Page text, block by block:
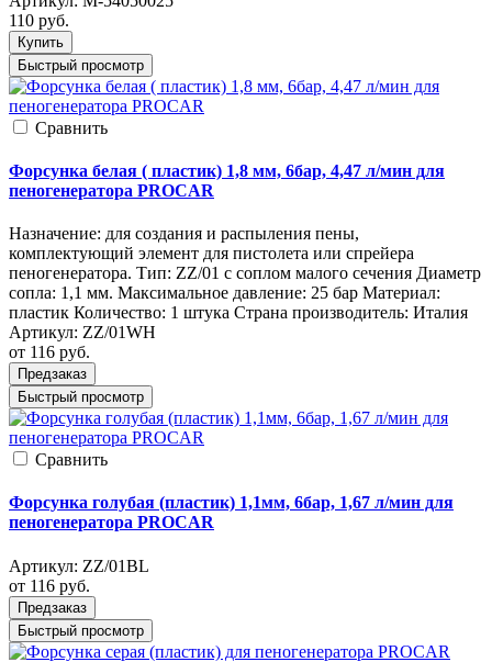
110 руб.
Купить
Быстрый просмотр
Cравнить
Форсунка белая ( пластик) 1,8 мм, 6бар, 4,47 л/мин для
пеногенератора PROCAR
Назначение: для создания и распыления пены,
комплектующий элемент для пистолета или спрейера
пеногенератора. Тип: ZZ/01 с соплом малого сечения Диаметр
сопла: 1,1 мм. Максимальное давление: 25 бар Материал:
пластик Количество: 1 штука Страна производитель: Италия
Артикул: ZZ/01WH
от 116 руб.
Предзаказ
Быстрый просмотр
Cравнить
Форсунка голубая (пластик) 1,1мм, 6бар, 1,67 л/мин для
пеногенератора PROCAR
Артикул: ZZ/01BL
от 116 руб.
Предзаказ
Быстрый просмотр